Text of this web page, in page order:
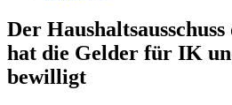
Der Haushaltsausschuss
hat die Gelder für IK
bewilligt